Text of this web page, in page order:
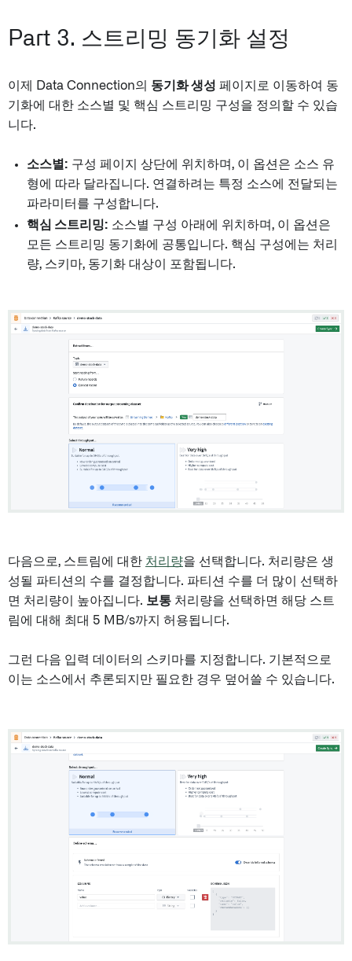
Part 3. 스트리밍 동기화 설정
이제 Data Connection의 동기화 생성 페이지로 이동하여 동
기화에 대한 소스별 및 핵심 스트리밍 구성을 정의할 수 있습
니다.
소스별: 구성 페이지 상단에 위치하며, 이 옵션은 소스 유
형에 따라 달라집니다. 연결하려는 특정 소스에 전달되는
파라미터를 구성합니다.
핵심 스트리밍: 소스별 구성 아래에 위치하며, 이 옵션은
모든 스트리밍 동기화에 공통입니다. 핵심 구성에는 처리
량, 스키마, 동기화 대상이 포함됩니다.
다음으로, 스트림에 대한 처리량을 선택합니다. 처리량은 생
성될 파티션의 수를 결정합니다. 파티션 수를 더 많이 선택하
면 처리량이 높아집니다. 보통 처리량을 선택하면 해당 스트
림에 대해 최대 5 MB/s까지 허용됩니다.
그런 다음 입력 데이터의 스키마를 지정합니다. 기본적으로
이는 소스에서 추론되지만 필요한 경우 덮어쓸 수 있습니다.